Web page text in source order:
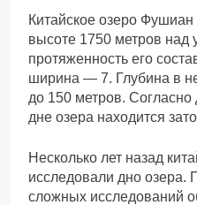
Китайское озеро
высоте 1750 метров над
протяженность его
ширина — 7. Глубина в
до 150 метров.
дне озера находится
Несколько лет назад
исследовали дно озера.
сложных исследований